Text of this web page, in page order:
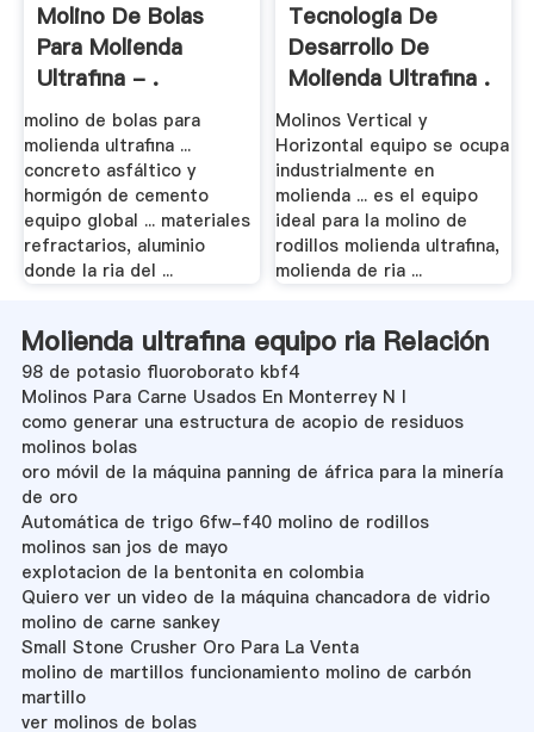
Molino De Bolas
Para Molienda
Ultrafina - .
molino de bolas para
molienda ultrafina ...
concreto asfáltico y
hormigón de cemento
equipo global ... materiales
refractarios, aluminio
donde la ria del ...
Tecnologia De
Desarrollo De
Molienda Ultrafina .
Molinos Vertical y
Horizontal equipo se ocupa
industrialmente en
molienda ... es el equipo
ideal para la molino de
rodillos molienda ultrafina,
molienda de ria ...
Molienda ultrafina equipo ria Relación
98 de potasio fluoroborato kbf4
Molinos Para Carne Usados En Monterrey N l
como generar una estructura de acopio de residuos
molinos bolas
oro móvil de la máquina panning de áfrica para la minería
de oro
Automática de trigo 6fw-f40 molino de rodillos
molinos san jos de mayo
explotacion de la bentonita en colombia
Quiero ver un video de la máquina chancadora de vidrio
molino de carne sankey
Small Stone Crusher Oro Para La Venta
molino de martillos funcionamiento molino de carbón
martillo
ver molinos de bolas